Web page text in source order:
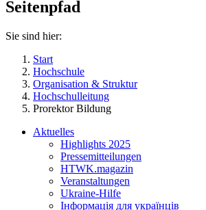
Seitenpfad
Sie sind hier:
Start
Hochschule
Organisation & Struktur
Hochschulleitung
Prorektor Bildung
Aktuelles
Highlights 2025
Pressemitteilungen
HTWK.magazin
Veranstaltungen
Ukraine-Hilfe
Інформація для українців